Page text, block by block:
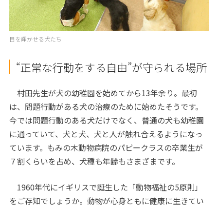
目を輝かせる犬たち
“正常な行動をする自由”が守られる場所
村田先生が犬の幼稚園を始めてから13年余り。最初
は、問題行動がある犬の治療のために始めたそうです。
今では問題行動のある犬だけでなく、普通の犬も幼稚園
に通っていて、犬と犬、犬と人が触れ合えるようになっ
ています。もみの木動物病院のパピークラスの卒業生が
７割くらいを占め、犬種も年齢もさまざまです。
1960年代にイギリスで誕生した「動物福祉の5原則」
をご存知でしょうか。動物が心身ともに健康に生きてい